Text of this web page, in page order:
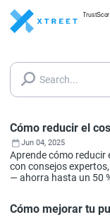
Search...
Cómo reducir el
Jun 04, 2025
Aprende cómo reducir
con consejos
— ahorra hasta un 50
Cómo mejorar tu